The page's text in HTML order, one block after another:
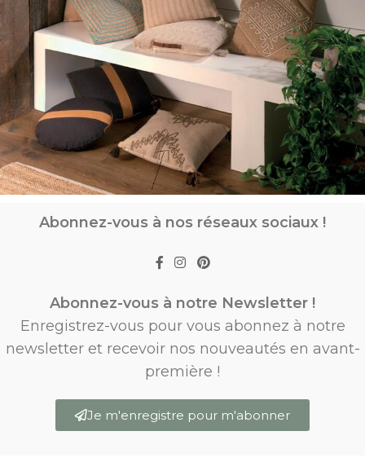
Abonnez-vous à nos réseaux sociaux !
Abonnez-vous à notre Newsletter !
Enregistrez-vous pour vous abonnez à notre
newsletter et recevoir nos nouveautés en avant-
première !
Je m'enregistre pour m'abonner